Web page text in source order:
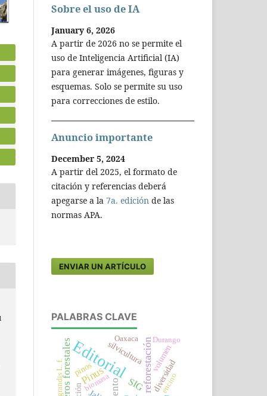
Sobre el uso de IA
January 6, 2026
A partir de 2026 no se permite el
uso de Inteligencia Artificial (IA)
para generar imágenes, figuras y
esquemas. Solo se permite su uso
para correcciones de estilo.
Anuncio importante
December 5, 2024
A partir del 2025, el formato de
citación y referencias deberá
apegarse a la 7a. edición de las
normas APA.
ENVIAR UN ARTÍCULO
PALABRAS CLAVE
Editorial
Pinus reforestación
viveros forestales SIG diversidad
volumen
silvicultura
pinos
Durango
Oaxaca
biomasa encino